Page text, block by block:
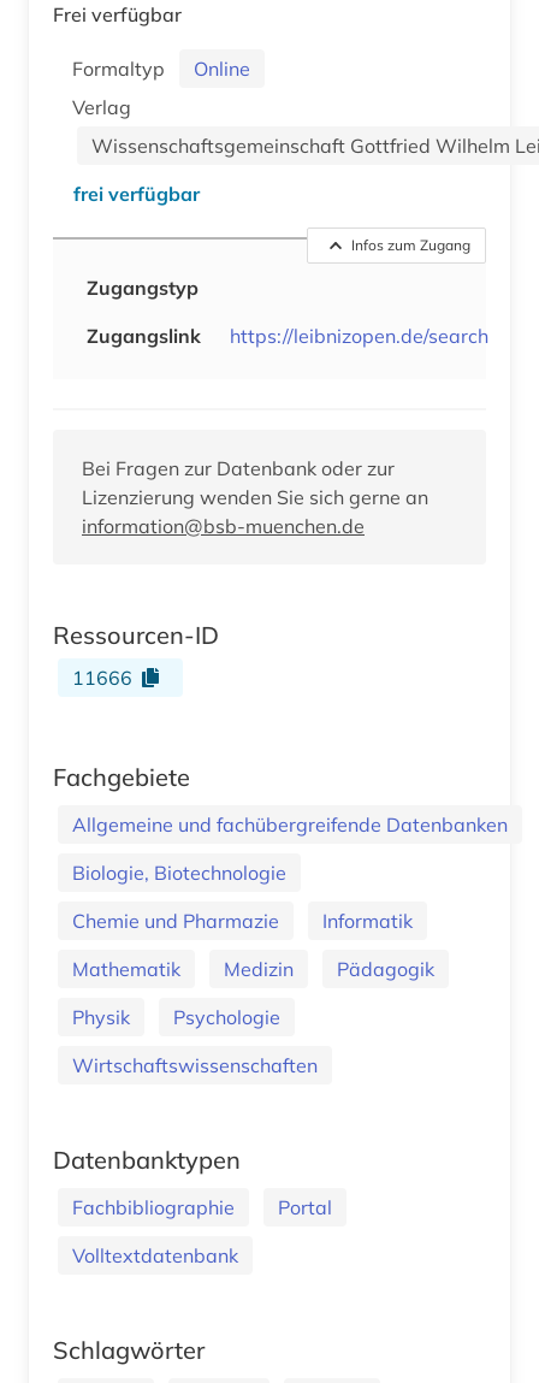
Frei verfügbar
Formaltyp
Online
Verlag
Wissenschaftsgemeinschaft Gottfried Wilhelm
frei verfügbar
Infos zum Zugang
Zugangstyp
Zugangslink
https://leibnizopen.de/search
Bei Fragen zur Datenbank oder zur
Lizenzierung wenden Sie sich gerne an
information@bsb-muenchen.de
Ressourcen-ID
11666
Fachgebiete
Allgemeine und fachübergreifende Datenbanken
Biologie, Biotechnologie
Chemie und Pharmazie
Informatik
Mathematik
Medizin
Pädagogik
Physik
Psychologie
Wirtschaftswissenschaften
Datenbanktypen
Fachbibliographie
Portal
Volltextdatenbank
Schlagwörter